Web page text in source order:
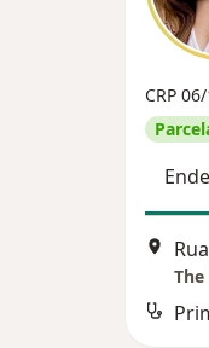
CRP